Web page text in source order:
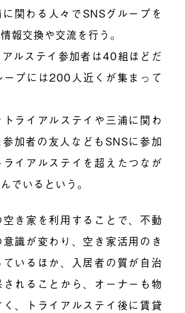
関わる人々でSNSグループを
報交換や交流を行う。
ルステイ参加者は40組ほどだ
ープには200人近くが集まって
ライアルステイや三浦に関わ
加者の友人などもSNSに参加
ライアルステイを超えたつなが
でいるという。
き家を利用することで、不動
識が変わり、空き家活用のき
いるほか、入居者の質が自治
れることから、オーナーも物
、トライアルステイ後に賃貸